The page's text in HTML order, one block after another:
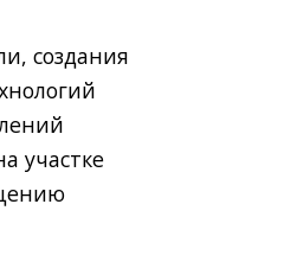
создания
участке